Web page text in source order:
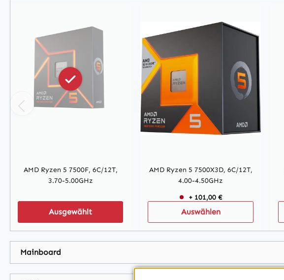
AMD Ryzen 5 7500F, 6C/12T,
3.70-5.00GHz
Ausgewählt
AMD Ryzen 5 7500X3D, 6C/12T,
4.00-4.50GHz
+ 101,00 €
Auswählen
Mainboard